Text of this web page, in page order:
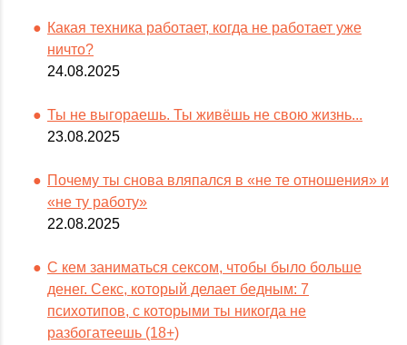
Какая техника работает, когда не работает уже
ничто?
24.08.2025
Ты не выгораешь. Ты живёшь не свою жизнь...
23.08.2025
Почему ты снова вляпался в «не те отношения» и
«не ту работу»
22.08.2025
С кем заниматься сексом, чтобы было больше
денег. Секс, который делает бедным: 7
психотипов, с которыми ты никогда не
разбогатеешь (18+)